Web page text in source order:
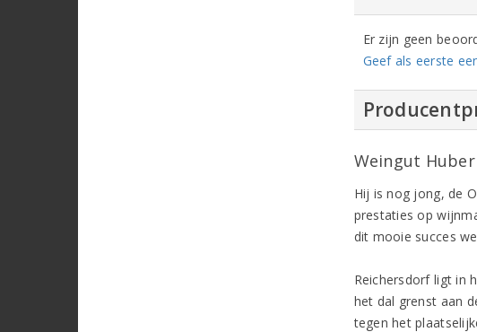
Er zijn geen
Geef als eerste
Weingut Huber
Hij is nog jong, de
prestaties op
dit mooie succes
Reichersdorf ligt in
het dal grenst aan
tegen het